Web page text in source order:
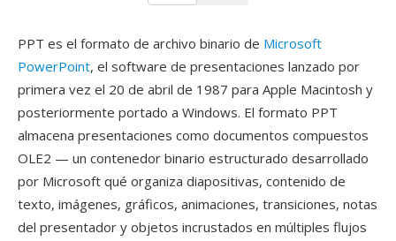
PPT es el formato de archivo binario de Microsoft
PowerPoint, el software de presentaciones lanzado por
primera vez el 20 de abril de 1987 para Apple Macintosh y
posteriormente portado a Windows. El formato PPT
almacena presentaciones como documentos compuestos
OLE2 — un contenedor binario estructurado desarrollado
por Microsoft qué organiza diapositivas, contenido de
texto, imágenes, gráficos, animaciones, transiciones, notas
del presentador y objetos incrustados en múltiples flujos